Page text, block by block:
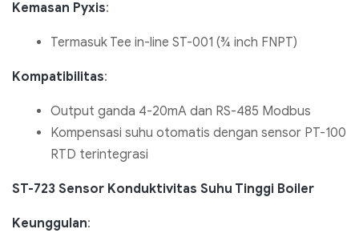
Kemasan Pyxis:
Termasuk Tee in-line ST-001 (¾ inch FNPT)
Kompatibilitas:
Output ganda 4-20mA dan RS-485 Modbus
Kompensasi suhu otomatis dengan sensor PT-100
RTD terintegrasi
ST-723 Sensor Konduktivitas Suhu Tinggi Boiler
Keunggulan: